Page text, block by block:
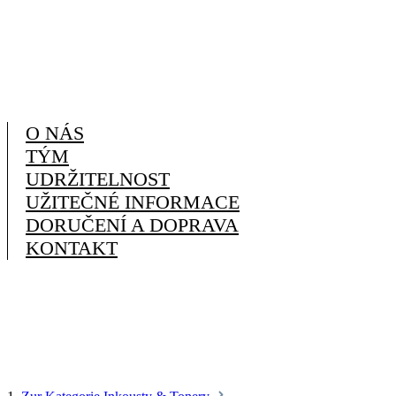
O NÁS
TÝM
UDRŽITELNOST
UŽITEČNÉ INFORMACE
DORUČENÍ A DOPRAVA
KONTAKT